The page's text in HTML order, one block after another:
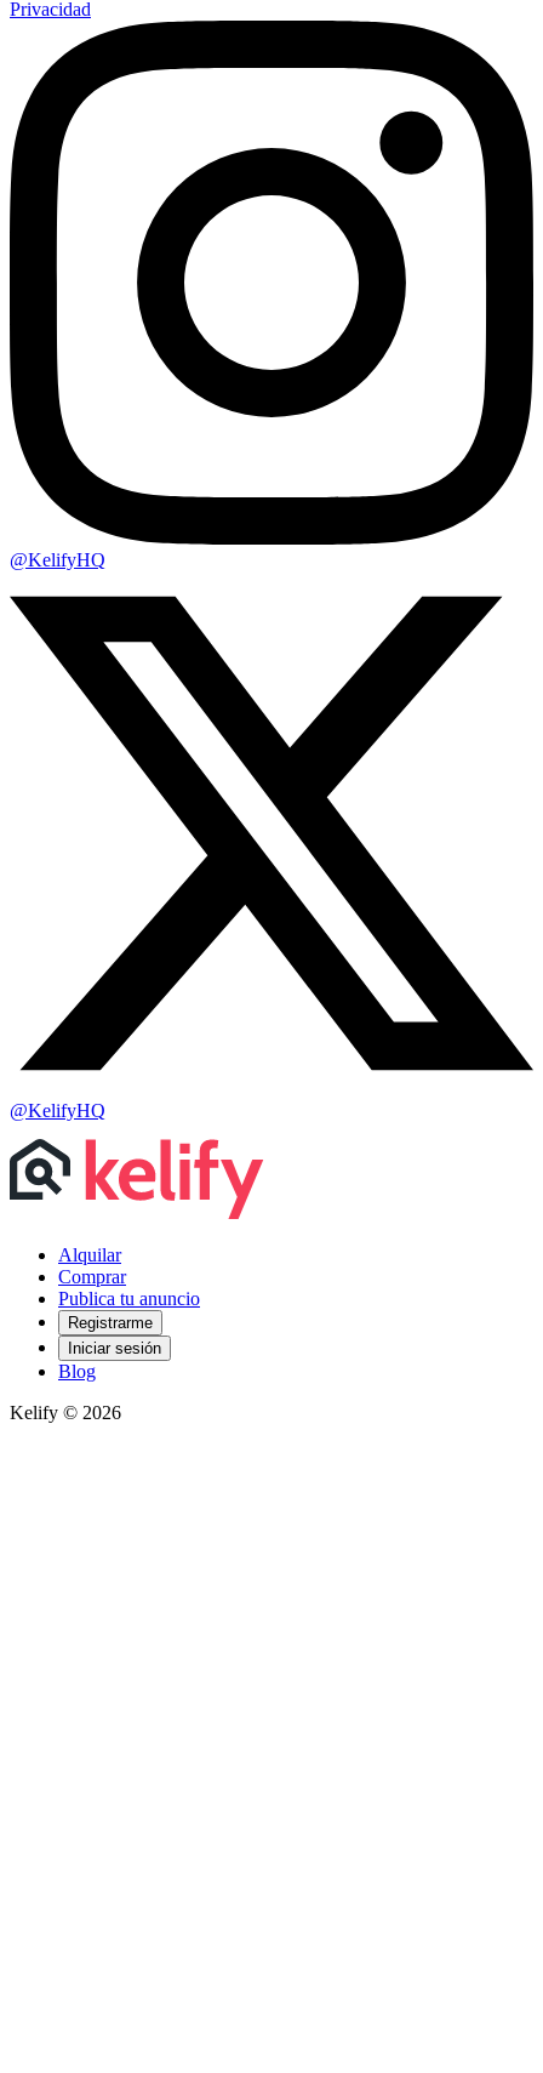
Privacidad
@KelifyHQ
@KelifyHQ
Alquilar
Comprar
Publica tu anuncio
Registrarme
Iniciar sesión
Blog
Kelify © 2026